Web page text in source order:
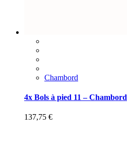
Chambord
4x Bols à pied 11 – Chambord
137,75 €